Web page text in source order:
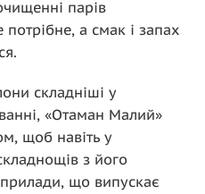
парів
а смак і запах
складніші у
«Отаман Малий»
щоб навіть у
з його
прилади, що випускає